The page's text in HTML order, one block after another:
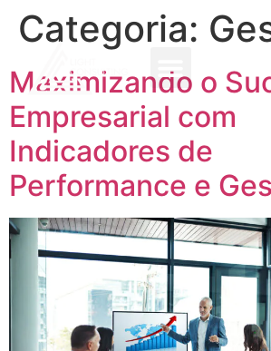
Categoria:
Maximizando o
Empresarial com
Indicadores de
Performance e